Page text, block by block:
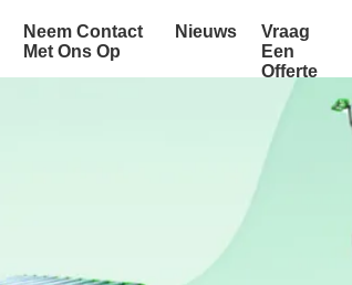
Neem Contact
Met Ons Op
Nieuws
Vraag
Een
Offerte